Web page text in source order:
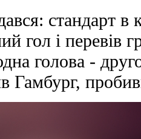
стандарт в
гол і перевів
голова -
Гамбург,